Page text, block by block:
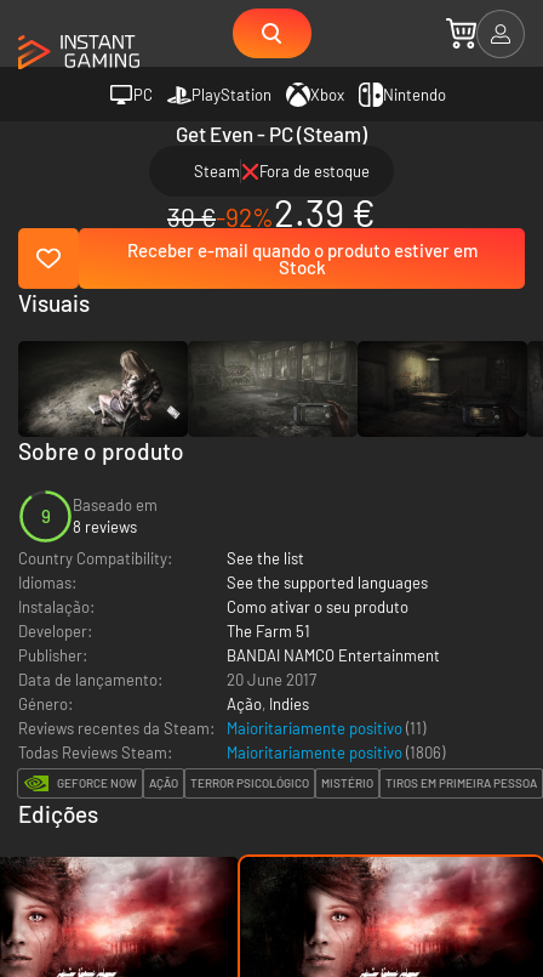
PC PlayStation Xbox Nintendo
Get Even - PC (Steam)
Steam Fora de estoque
30 €-92%2.39 €
Receber e-mail quando o produto estiver em
Stock
Sobre o produto
9
Baseado em
8 reviews
Country Compatibility:
See the list
Idiomas:
See the supported languages
Instalação:
Como ativar o seu produto
Developer:
The Farm 51
Publisher:
BANDAI NAMCO Entertainment
Data de lançamento:
20 June 2017
Género:
Ação, Indies
Reviews recentes da Steam:
Maioritariamente positivo(11)
Todas Reviews Steam:
Maioritariamente positivo(1806)
GEFORCE NOW AÇÃO TERROR PSICOLÓGICO MISTÉRIO TIROS EM PRIMEIRA PESSOA
Edições
Visuais